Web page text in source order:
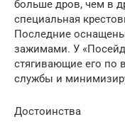
больше дров, чем в
специальная
Последние
зажимами. У
стягивающие его по
службы и
Достоинства